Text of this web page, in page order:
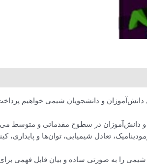
و دانشجویان شیمی خواهیم
در سطوح مقدماتی و متوسط
را به صورتی ساده و بیان قابل فهمی